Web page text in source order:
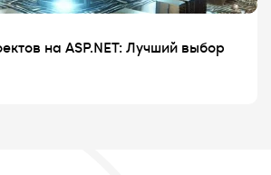
на ASP.NET: Лучший выбор